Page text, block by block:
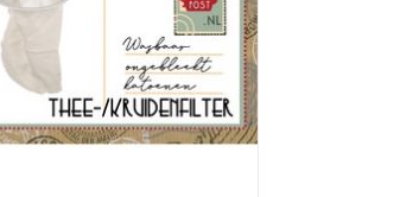
TOEVOEGEN AAN WINKELWAGEN